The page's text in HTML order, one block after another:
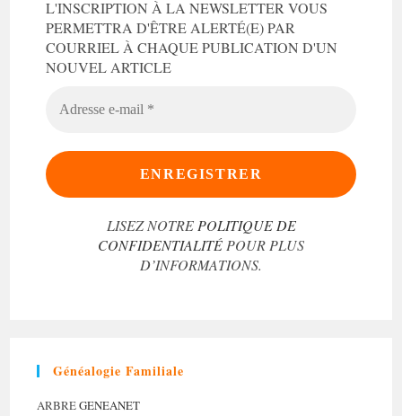
L'INSCRIPTION À LA NEWSLETTER VOUS
PERMETTRA D'ÊTRE ALERTÉ(E) PAR
COURRIEL À CHAQUE PUBLICATION D'UN
NOUVEL ARTICLE
LISEZ NOTRE POLITIQUE DE
CONFIDENTIALITÉ POUR PLUS
D’INFORMATIONS.
Généalogie Familiale
ARBREGENEANET